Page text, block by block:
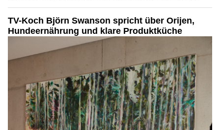
TV-Koch Björn Swanson spricht über Orijen,
Hundeernährung und klare Produktküche